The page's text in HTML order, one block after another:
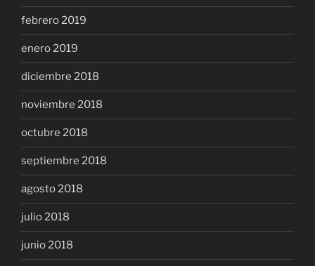
febrero 2019
enero 2019
diciembre 2018
noviembre 2018
octubre 2018
septiembre 2018
agosto 2018
julio 2018
junio 2018